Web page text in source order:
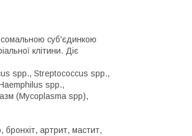
суб'єдинкою
клітини. Діє
spp., Streptococcus spp.,
spp.,
(Mycoplasma spp),
бронхіт, артрит, мастит,